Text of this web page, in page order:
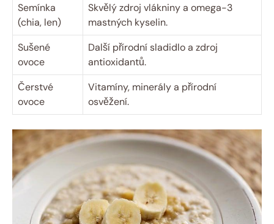
Semínka
(chia, len)
Skvělý zdroj vlákniny a omega-3
mastných kyselin.
Sušené
ovoce
Další přírodní sladidlo a zdroj
antioxidantů.
Čerstvé
ovoce
Vitamíny, minerály a přírodní
osvěžení.